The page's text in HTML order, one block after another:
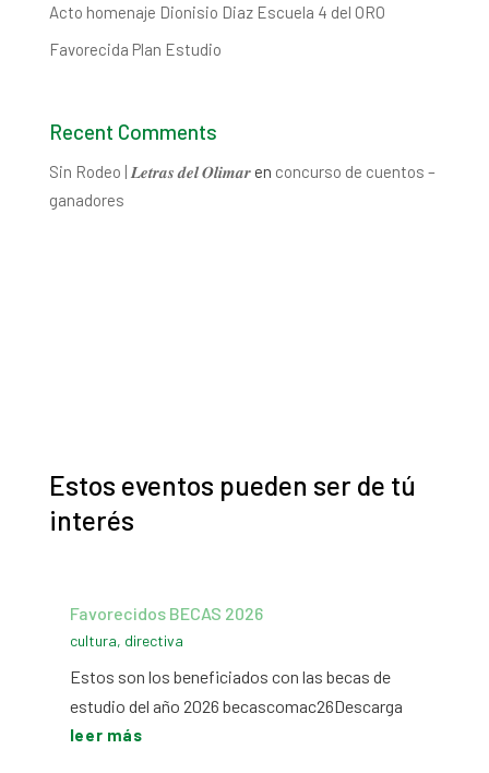
Acto homenaje Dionisio Diaz Escuela 4 del ORO
Favorecida Plan Estudio
Recent Comments
Sin Rodeo | 𝑳𝒆𝒕𝒓𝒂𝒔 𝒅𝒆𝒍 𝑶𝒍𝒊𝒎𝒂𝒓en concurso de cuentos –
ganadores
Estos eventos pueden ser de tú
interés
Favorecidos BECAS 2026
cultura, directiva
Estos son los beneficiados con las becas de
estudio del año 2026 becascomac26Descarga
leer más